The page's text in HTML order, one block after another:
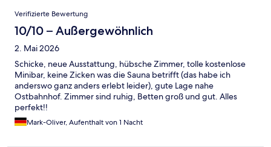
Bewertungen
Verifizierte Bewertung
10/10 – Außergewöhnlich
2. Mai 2026
Schicke, neue Ausstattung, hübsche Zimmer, tolle kostenlose
Minibar, keine Zicken was die Sauna betrifft (das habe ich
anderswo ganz anders erlebt leider), gute Lage nahe
Ostbahnhof. Zimmer sind ruhig, Betten groß und gut. Alles
perfekt!!
Mark-Oliver, Aufenthalt von 1 Nacht